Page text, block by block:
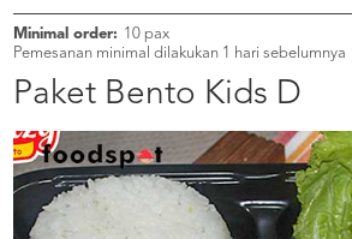
KATA
MEREKA
KATALOG
LOYALTY
PROGRAM
FAQ
ABOUT
Minimal order: 10 pax
Pemesanan minimal dilakukan 1 hari sebelumnya
Paket Bento Kids D